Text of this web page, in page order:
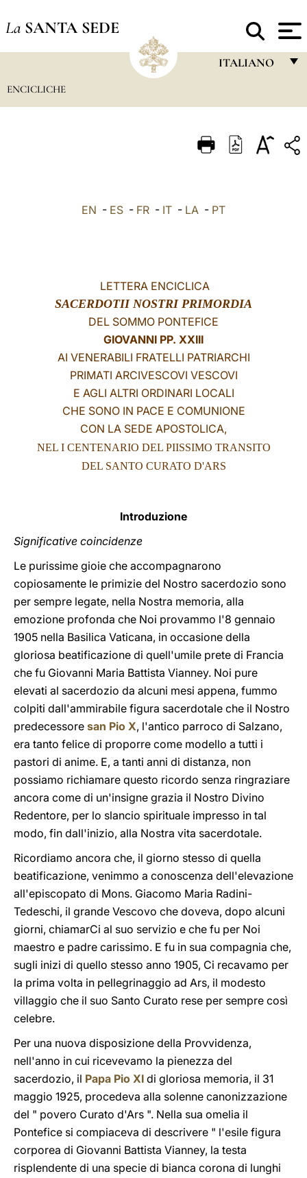
La SANTA SEDE
ITALIANO
ITALIANO
中文
LATINE
ENCICLICHE
EN - ES - FR - IT - LA - PT
LETTERA ENCICLICA
SACERDOTII NOSTRI PRIMORDIA
DEL SOMMO PONTEFICE
GIOVANNI PP. XXIII
AI VENERABILI FRATELLI PATRIARCHI
PRIMATI ARCIVESCOVI VESCOVI
E AGLI ALTRI ORDINARI LOCALI
CHE SONO IN PACE E COMUNIONE
CON LA SEDE APOSTOLICA,
NEL I CENTENARIO DEL PIISSIMO TRANSITO
DEL SANTO CURATO D'ARS
Introduzione
Significative coincidenze
Le purissime gioie che accompagnarono
copiosamente le primizie del Nostro sacerdozio sono
per sempre legate, nella Nostra memoria, alla
emozione profonda che Noi provammo l'8 gennaio
1905 nella Basilica Vaticana, in occasione della
gloriosa beatificazione di quell'umile prete di Francia
che fu Giovanni Maria Battista Vianney. Noi pure
elevati al sacerdozio da alcuni mesi appena, fummo
colpiti dall'ammirabile figura sacerdotale che il Nostro
predecessore san Pio X, l'antico parroco di Salzano,
era tanto felice di proporre come modello a tutti i
pastori di anime. E, a tanti anni di distanza, non
possiamo richiamare questo ricordo senza ringraziare
ancora come di un'insigne grazia il Nostro Divino
Redentore, per lo slancio spirituale impresso in tal
modo, fin dall'inizio, alla Nostra vita sacerdotale.
Ricordiamo ancora che, il giorno stesso di quella
beatificazione, venimmo a conoscenza dell'elevazione
all'episcopato di Mons. Giacomo Maria Radini-
Tedeschi, il grande Vescovo che doveva, dopo alcuni
giorni, chiamarCi al suo servizio e che fu per Noi
maestro e padre carissimo. E fu in sua compagnia che,
sugli inizi di quello stesso anno 1905, Ci recavamo per
la prima volta in pellegrinaggio ad Ars, il modesto
villaggio che il suo Santo Curato rese per sempre così
celebre.
Per una nuova disposizione della Provvidenza,
nell'anno in cui ricevevamo la pienezza del
sacerdozio, il Papa Pio XI di gloriosa memoria, il 31
maggio 1925, procedeva alla solenne canonizzazione
del " povero Curato d'Ars ". Nella sua omelia il
Pontefice si compiaceva di descrivere " l'esile figura
corporea di Giovanni Battista Vianney, la testa
risplendente di una specie di bianca corona di lunghi